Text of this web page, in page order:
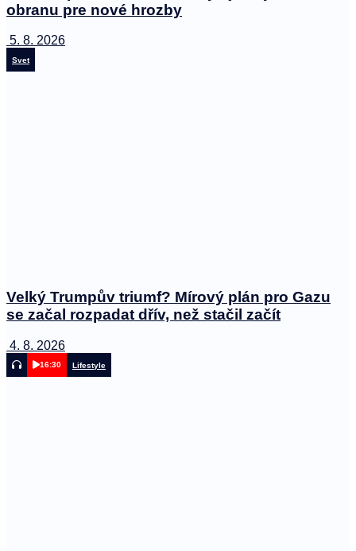
obranu pre nové hrozby
5. 8. 2026
Svet
Velký Trumpův triumf? Mírový plán pro Gazu
se začal rozpadat dřív, než stačil začít
4. 8. 2026
16:30 Lifestyle